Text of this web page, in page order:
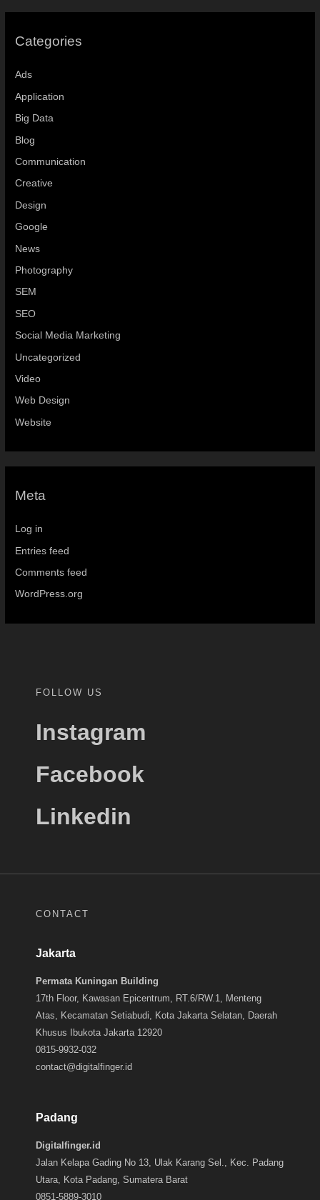
Categories
Ads
Application
Big Data
Blog
Communication
Creative
Design
Google
News
Photography
SEM
SEO
Social Media Marketing
Uncategorized
Video
Web Design
Website
Meta
Log in
Entries feed
Comments feed
WordPress.org
FOLLOW US
Instagram
Facebook
Linkedin
CONTACT
Jakarta
Permata Kuningan Building
17th Floor, Kawasan Epicentrum, RT.6/RW.1, Menteng
Atas, Kecamatan Setiabudi, Kota Jakarta Selatan, Daerah
Khusus Ibukota Jakarta 12920
0815-9932-032
contact@digitalfinger.id
Padang
Digitalfinger.id
Jalan Kelapa Gading No 13, Ulak Karang Sel., Kec. Padang
Utara, Kota Padang, Sumatera Barat
0851-5889-3010